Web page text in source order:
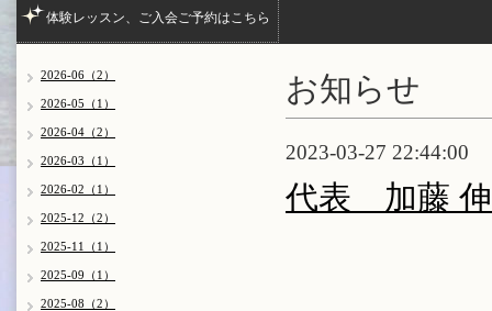
体験レッスン、ご入会ご予約はこちら
お知らせ
2023-03-27 22:44:00
代表 加藤
2026-06（2）
2026-05（1）
2026-04（2）
2026-03（1）
2026-02（1）
2025-12（2）
2025-11（1）
2025-09（1）
2025-08（2）